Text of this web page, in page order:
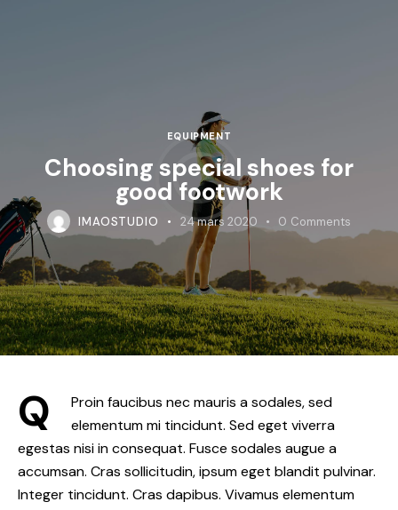
EQUIPMENT
Choosing special shoes for
good footwork
IMAOSTUDIO 24 mars 2020 0 Comments
Q
Proin faucibus nec mauris a sodales, sed
elementum mi tincidunt. Sed eget viverra
egestas nisi in consequat. Fusce sodales augue a
accumsan. Cras sollicitudin, ipsum eget blandit pulvinar.
Integer tincidunt. Cras dapibus. Vivamus elementum